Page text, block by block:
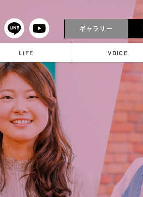
ギャラリー
LIFE VOICE